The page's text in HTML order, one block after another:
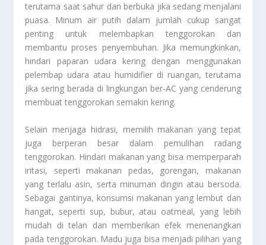
terutama saat sahur dan berbuka jika sedang menjalani
puasa. Minum air putih dalam jumlah cukup sangat
penting untuk melembapkan tenggorokan dan
membantu proses penyembuhan. Jika memungkinkan,
hindari paparan udara kering dengan menggunakan
pelembap udara atau humidifier di ruangan, terutama
jika sering berada di lingkungan ber-AC yang cenderung
membuat tenggorokan semakin kering.
Selain menjaga hidrasi, memilih makanan yang tepat
juga berperan besar dalam pemulihan radang
tenggorokan. Hindari makanan yang bisa memperparah
iritasi, seperti makanan pedas, gorengan, makanan
yang terlalu asin, serta minuman dingin atau bersoda.
Sebagai gantinya, konsumsi makanan yang lembut dan
hangat, seperti sup, bubur, atau oatmeal, yang lebih
mudah di telan dan memberikan efek menenangkan
pada tenggorokan. Madu juga bisa menjadi pilihan yang